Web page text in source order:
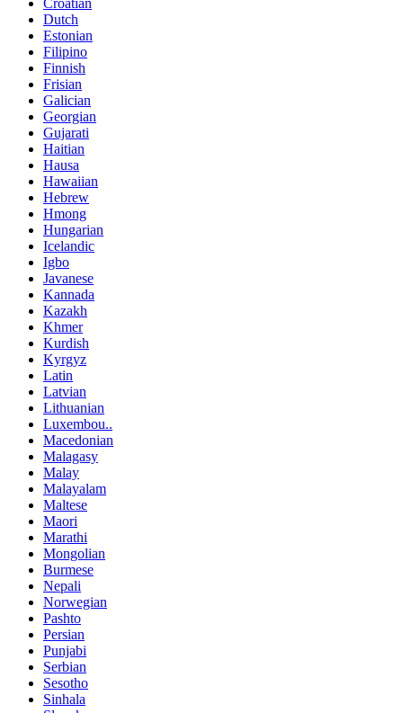
Croatian
Dutch
Estonian
Filipino
Finnish
Frisian
Galician
Georgian
Gujarati
Haitian
Hausa
Hawaiian
Hebrew
Hmong
Hungarian
Icelandic
Igbo
Javanese
Kannada
Kazakh
Khmer
Kurdish
Kyrgyz
Latin
Latvian
Lithuanian
Luxembou..
Macedonian
Malagasy
Malay
Malayalam
Maltese
Maori
Marathi
Mongolian
Burmese
Nepali
Norwegian
Pashto
Persian
Punjabi
Serbian
Sesotho
Sinhala